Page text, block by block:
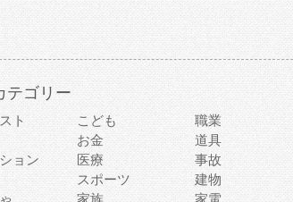
テゴリー
ト こども 職業
お金
道具
ョン
医療 事故
スポーツ
建物
家族 家電